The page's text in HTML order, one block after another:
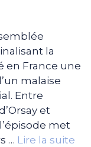
la
en France une
malaise
Entre
et
met
… Lire la suite